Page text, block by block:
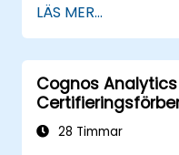
Implementera
övergång och
Cognos 11.
LÄS MER...
Cognos
28 Timmar